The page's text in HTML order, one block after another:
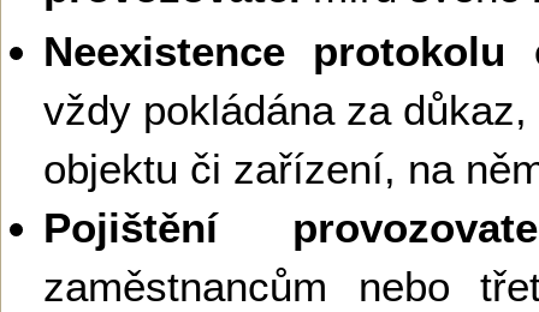
Neexistence protokolu
vždy pokládána za
objektu či zařízení, na
Pojištění
zaměstnancům nebo